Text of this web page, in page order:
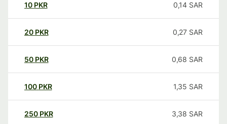
10 PKR 0,14 SAR
20 PKR 0,27 SAR
50 PKR 0,68 SAR
100 PKR 1,35 SAR
250 PKR 3,38 SAR